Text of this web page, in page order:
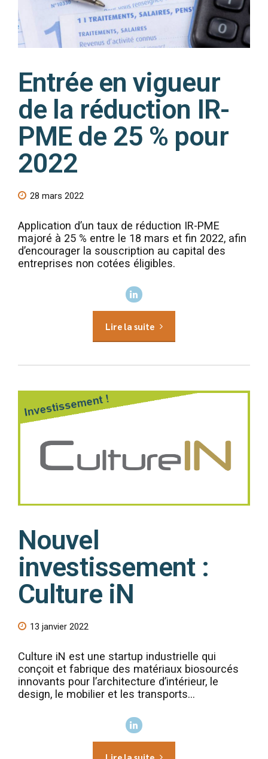
Entrée en vigueur
de la réduction IR-
PME de 25 % pour
2022
28 mars 2022
Application d’un taux de réduction IR-PME
majoré à 25 % entre le 18 mars et fin 2022, afin
d’encourager la souscription au capital des
entreprises non cotées éligibles.
Lire la suite
Nouvel
investissement :
Culture iN
13 janvier 2022
Culture iN est une startup industrielle qui
conçoit et fabrique des matériaux biosourcés
innovants pour l’architecture d’intérieur, le
design, le mobilier et les transports...